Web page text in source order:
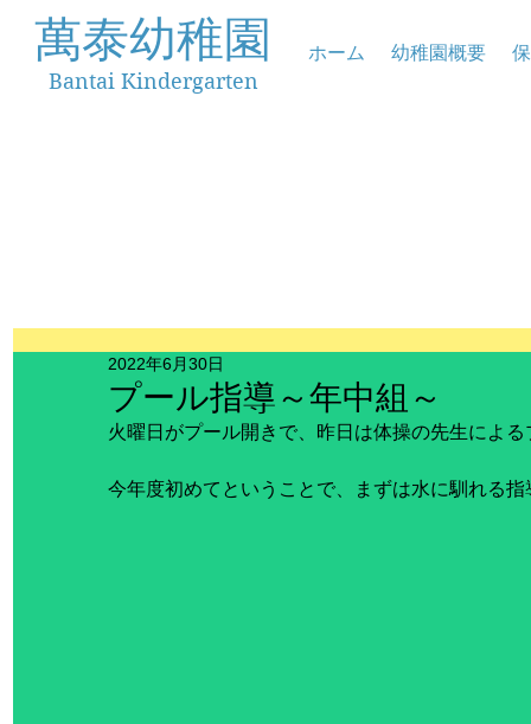
萬泰幼稚園
Bantai Kindergarten
ホーム 幼稚園概要
プール指導～年中組～
2022年6月30日
火曜日がプール開きで、昨日は体操の先生によ
今年度初めてということで、まずは水に馴れる